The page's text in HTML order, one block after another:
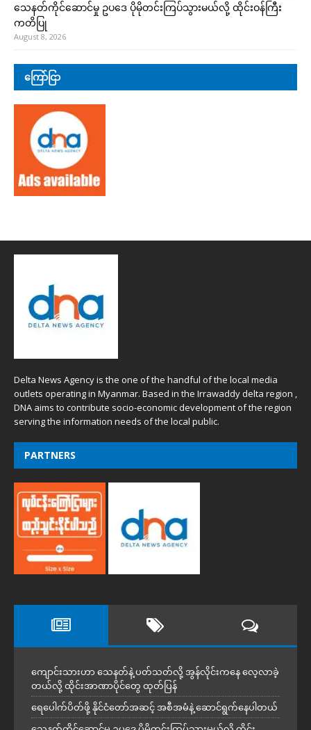
သေနတ်ကိုင်ဆောင်မှု ဥပဒေ ပိုမိုတင်းကြပ်သွားမယ်လို့ ထိုင်းဝန်ကြီး
ကတိပြု
August 8, 2026
ကြော်ငြာ
Delta News Agency is the one of the handful of the local media
outlets operating in Myanmar. Based in the Irrawaddy delta region ,
DNA aims to contribute socio-economic development of the region
serving the information needs of the local public.
PARTNERS
ကျောင်းသားဟာ သေနတ်နဲ့ ပတ်သတ်လို့ အွန်လိုင်းကနေ လေ့လာခဲ့
တယ်လို့ ထိုင်းအာဏာပိုင်တွေ ထုတ်ပြန်
ရေပေါက်ပိတ်ဖို့ နိုင်ငံတော်အဆင့် အစီအမံနဲ့ ဆောင်ရွက်နေပါတယ်